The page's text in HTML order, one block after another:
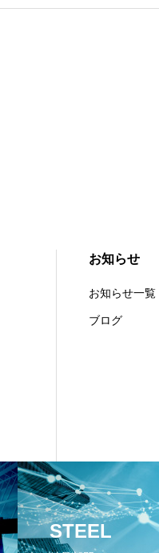
お知らせ
お知らせ一覧
ブログ
STEEL